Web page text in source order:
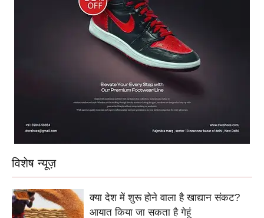
विशेष न्यूज़
क्या देश में शुरू होने वाला है खाद्यान संकट?
आयात किया जा सकता है गेहूं